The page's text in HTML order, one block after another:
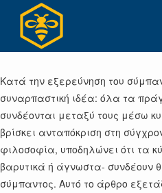
content
Κατά την εξερεύνηση του
συναρπαστική ιδέα: όλα τα
συνδέονται μεταξύ τους μέσω
βρίσκει ανταπόκριση στη
φιλοσοφία, υποδηλώνει ότι τα
βαρυτικά ή άγνωστα- συνδέουν
σύμπαντος. Αυτό το άρθρο